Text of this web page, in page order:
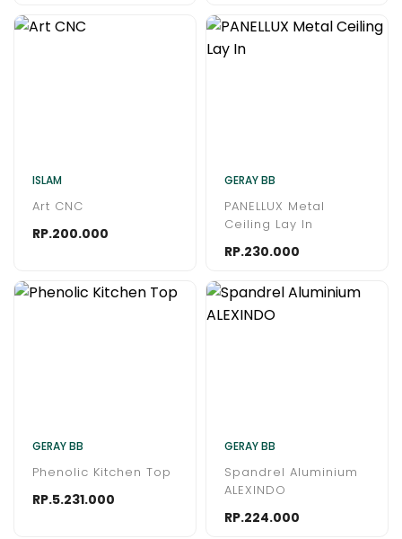
ISLAM
Art CNC
RP.200.000
GERAY BB
PANELLUX Metal
Ceiling Lay In
RP.230.000
GERAY BB
Phenolic Kitchen Top
RP.5.231.000
GERAY BB
Spandrel Aluminium
ALEXINDO
RP.224.000